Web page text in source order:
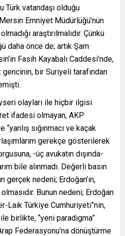
Türk vatandaşı olduğu
Emniyet Müdürlüğü’nün
araştırılmalıdır. Çünkü
daha önce de; artık Şam
Fasih Kayabalı Caddesi’nde,
gencinin, bir Suriyeli tarafından
olayları ile hiçbir ilgisi
ifadesi olmayan, AKP
“yanlış sığınmacı ve kaçak
gerekçe gösterilerek
-üç avukatın dışında-
bile alınmadı. Değerli basın
gerçek nedeni; Erdoğan’ın,
Bunun nedeni; Erdoğan
Laik Türkiye Cumhuriyeti”nin,
birlikte, “yeni paradigma”
Federasyonu’na dönüştürme